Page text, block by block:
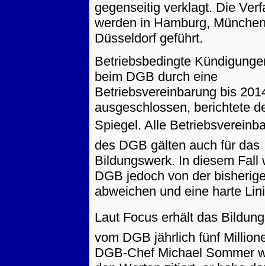
gegenseitig verklagt. Die
werden in Hamburg,
Düsseldorf geführt.
Betriebsbedingte
beim DGB durch eine
Betriebsvereinbarung bis
ausgeschlossen, berichtete
Spiegel. Alle
des DGB gälten auch für das
Bildungswerk. In diesem Fall
DGB jedoch von der
abweichen und eine harte
Laut Focus erhält das
vom DGB jährlich fünf
DGB-Chef Michael Sommer